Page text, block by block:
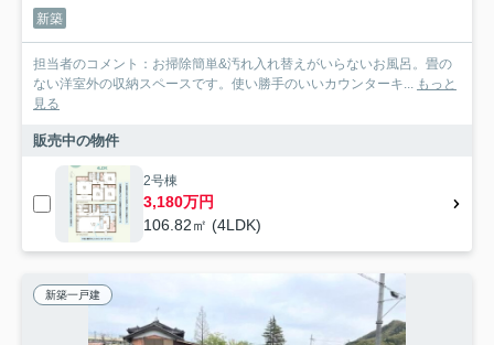
新築
担当者のコメント：お掃除簡単&汚れ入れ替えがいらないお風呂。畳の
ない洋室外の収納スペースです。使い勝手のいいカウンターキ... もっと
見る
販売中の物件
2号棟
3,180万円
106.82㎡ (4LDK)
新築一戸建